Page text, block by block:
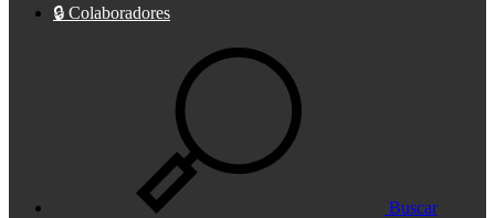
🔒 Colaboradores
Buscar